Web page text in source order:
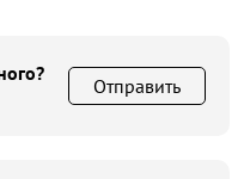
Отправить